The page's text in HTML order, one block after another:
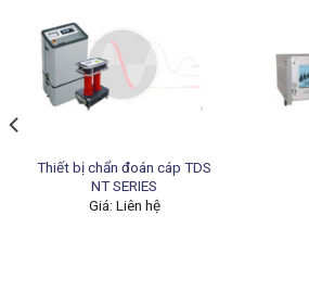
Thiết bị chẩn đoán cáp TDS
NT SERIES
Giá: Liên hệ